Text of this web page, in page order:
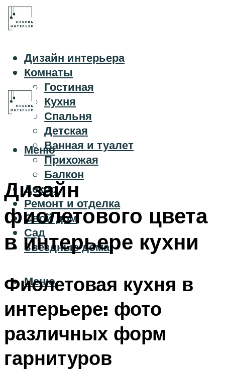
Дизайн интерьера
Комнаты
Гостиная
Кухня
Спальня
Детская
Ванная и туалет
Прихожая
Балкон
Декор
Ремонт и отделка
Свой дом
Сад
Звездные дома
Меню
Меню
Дизайн
фиолетового цвета
в интерьере кухни
Фиолетовая кухня в
интерьере: фото
различных форм
гарнитуров